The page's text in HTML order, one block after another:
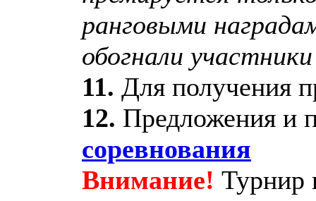
ранговыми
обогнали
11. Для получения
12. Предложения и
соревнования
Внимание! Турнир